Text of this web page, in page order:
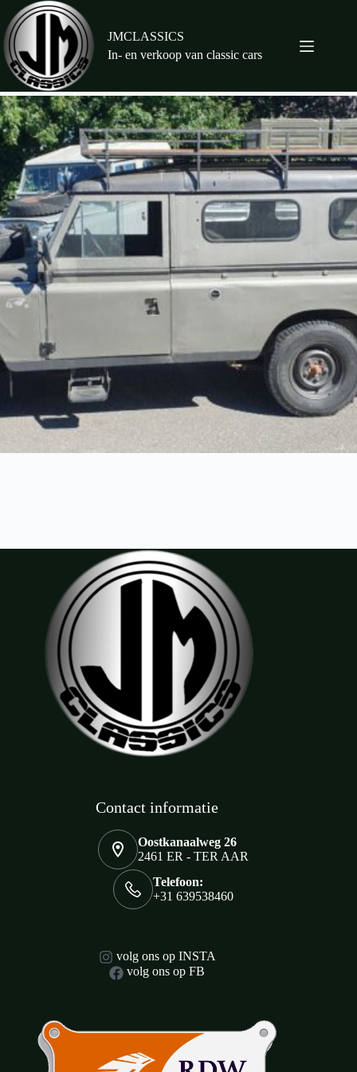
naar
de
inhoud
JMCLASSICS
In- en verkoop van classic cars
Contact informatie
Oostkanaalweg 26
2461 ER - TER AAR
Telefoon:
+31 639538460
volg ons op INSTA
volg ons op FB